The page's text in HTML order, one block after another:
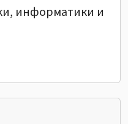
информатики и